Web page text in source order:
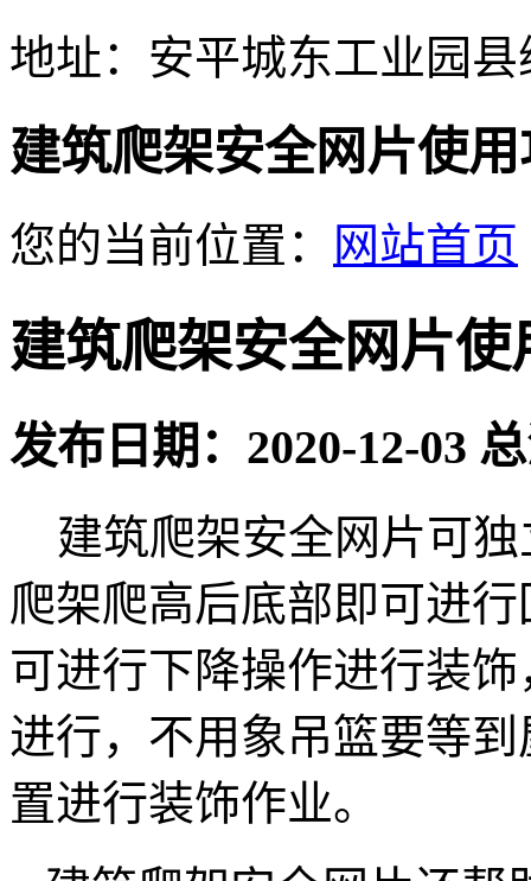
地址：安平城东工业园县
建筑爬架安全网片使
您的当前位置： 网站首页
建筑爬架安全网片
发布日期：2020-12-03
建筑爬架安全网片可独
爬架爬高后底部即可进
可进行下降操作进行装
进行，不用象吊篮要等
置进行装饰作业。